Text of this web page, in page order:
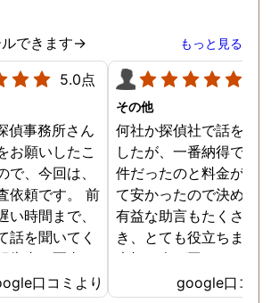
できます→ もっと見る
5.0点
偵事務所さん
お願いしたこ
で、今回は、
依頼です。 前
い時間まで、
話を聞いてく
告書の写真
かったのに、
口コミより
その他
何社か探偵社で話を聞き
したが、一番納得できる
件だったのと料金が比較
て安かったので決めまし
有益な助言もたくさん頂
き、とても役立ちました
大切な人が困っていたら
番に紹介したいと思える
google口コミ